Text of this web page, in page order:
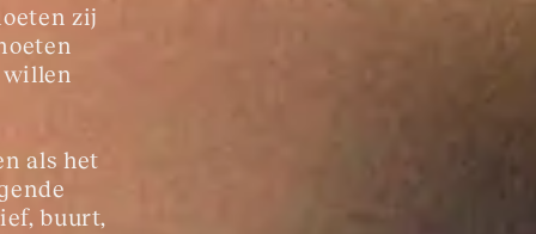
zij
willen
als het
buurt,